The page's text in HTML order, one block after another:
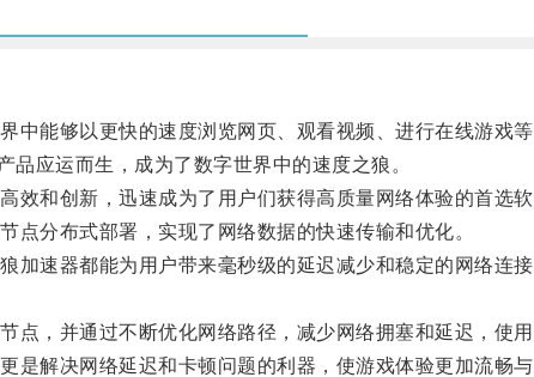
能够以更快的速度浏览网页、观看视频、进行在线游戏等
应运而生，成为了数字世界中的速度之狼。
和创新，迅速成为了用户们获得高质量网络体验的首选软
分布式部署，实现了网络数据的快速传输和优化。
速器都能为用户带来毫秒级的延迟减少和稳定的网络连接
，并通过不断优化网络路径，减少网络拥塞和延迟，使用
解决网络延迟和卡顿问题的利器，使游戏体验更加流畅与